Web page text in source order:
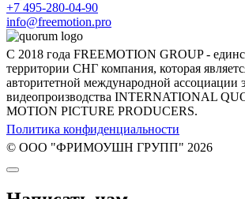
+7 495-280-04-90
info@freemotion.pro
С 2018 года FREEMOTION GROUP -
территории СНГ компания, которая
авторитетной международной ассоциации
видеопроизводства INTERNATIONAL
MOTION PICTURE PRODUCERS.
Политика конфиденциальности
© ООО "ФРИМОУШН ГРУПП" 2026